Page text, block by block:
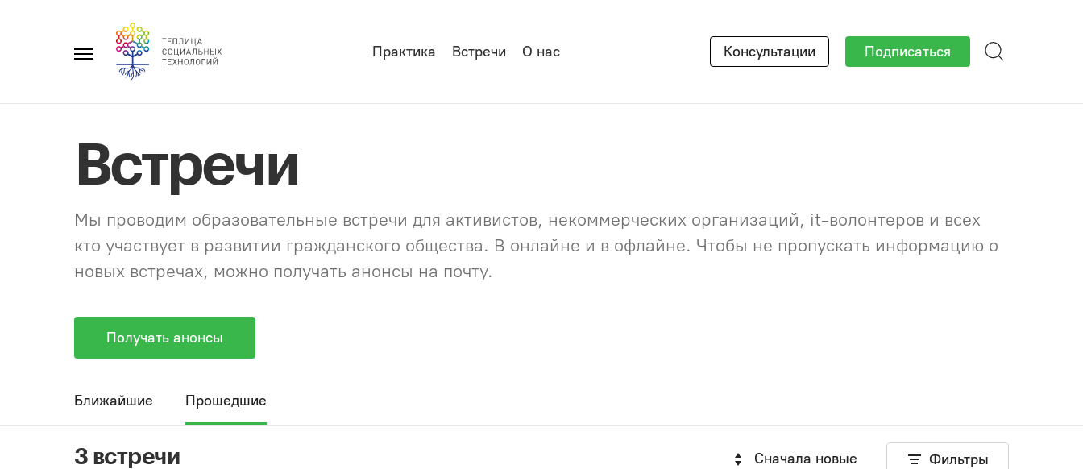
Главное
Практика Встречи О нас Консультации Подписаться
Встречи
Мы проводим образовательные встречи для активистов, некоммерческих организаций, it-волонтеров и всех
кто участвует в развитии гражданского общества. В онлайне и в офлайне. Чтобы не пропускать информацию о
новых встречах, можно получать анонсы на почту.
Получать анонсы
Ближайшие Прошедшие
3 встречи Сначала новые Фильтры